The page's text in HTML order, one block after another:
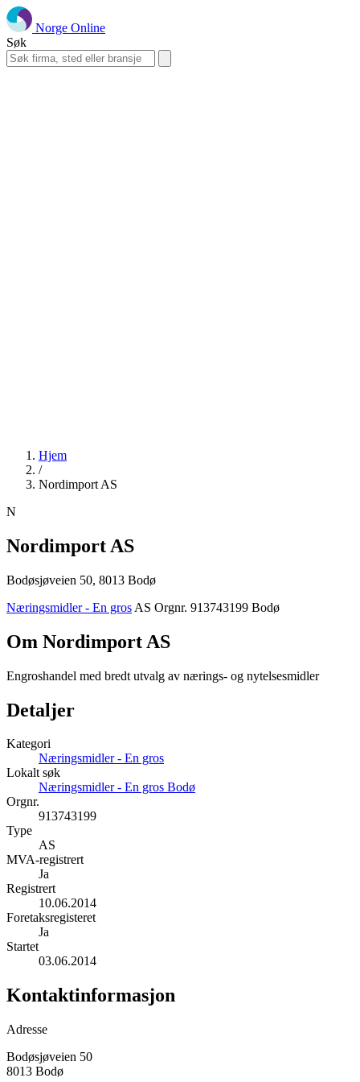
Norge Online
Søk
Hjem
/
Nordimport AS
N
Nordimport AS
Bodøsjøveien 50, 8013 Bodø
Næringsmidler - En gros AS Orgnr. 913743199 Bodø
Om Nordimport AS
Engroshandel med bredt utvalg av nærings- og nytelsesmidler
Detaljer
Kategori
Næringsmidler - En gros
Lokalt søk
Næringsmidler - En gros Bodø
Orgnr.
913743199
Type
AS
MVA-registrert
Ja
Registrert
10.06.2014
Foretaksregisteret
Ja
Startet
03.06.2014
Kontaktinformasjon
Adresse
Bodøsjøveien 50
8013 Bodø